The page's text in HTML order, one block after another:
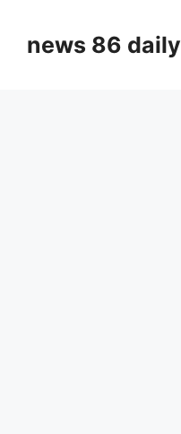
contentnews 86 daily